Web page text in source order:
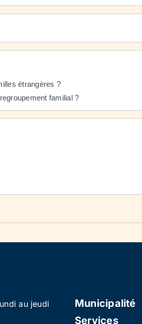
étrangères ?
familial ?
au jeudi
Municipalité
Services